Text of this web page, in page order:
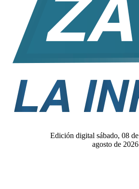
Edición digital sábado, 08 de
agosto de 2026